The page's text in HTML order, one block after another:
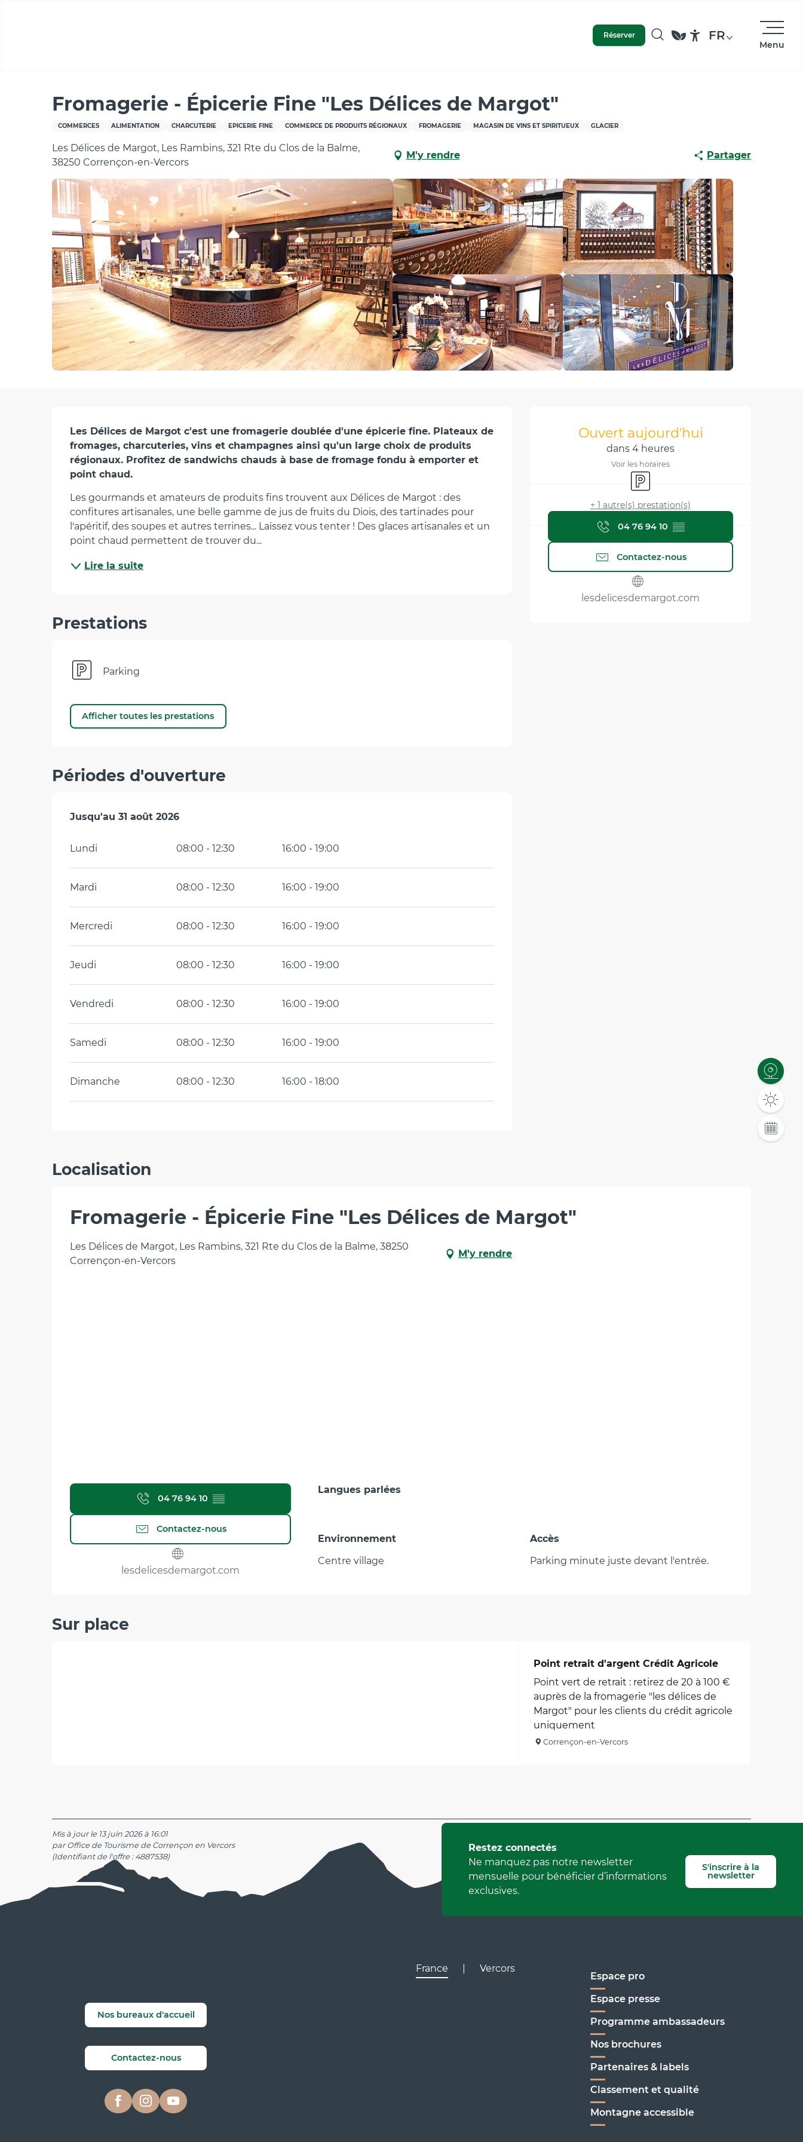
Menu
Réserver
Accessibilité
FR
Fromagerie - Épicerie Fine "Les Délices de Margot"
COMMERCES ALIMENTATION CHARCUTERIE EPICERIE FINE COMMERCE DE PRODUITS RÉGIONAUX FROMAGERIE MAGASIN DE VINS ET SPIRITUEUX GLACIER
Les Délices de Margot, Les Rambins, 321 Rte du Clos de la Balme,
38250 Corrençon-en-Vercors
M'y rendre Partager
Ouverture et
Ouvert aujourd'hui
dans 4 heures
Voir les horaires
Parking
+ 1 autre(s) prestation(s)
04 76 94 10 ▒▒
Contactez-nous
lesdelicesdemargot.com
Description
Les Délices de Margot c'est une fromagerie doublée d'une épicerie fine. Plateaux de
fromages, charcuteries, vins et champagnes ainsi qu'un large choix de produits
régionaux. Profitez de sandwichs chauds à base de fromage fondu à emporter et
point chaud.
Les gourmands et amateurs de produits fins trouvent aux Délices de Margot : des
confitures artisanales, une belle gamme de jus de fruits du Diois, des tartinades pour
l'apéritif, des soupes et autres terrines... Laissez vous tenter ! Des glaces artisanales et un
point chaud permettent de trouver du...
Lire la suite
Prestations
Parking
Afficher toutes les prestations
Périodes d'ouverture
Du4 mai 2026au31 août 2026
Jusqu'au 31 août 2026
Lundi 08:00 - 12:30 16:00 - 19:00
Mardi 08:00 - 12:30 16:00 - 19:00
Mercredi 08:00 - 12:30 16:00 - 19:00
Jeudi 08:00 - 12:30 16:00 - 19:00
Vendredi 08:00 - 12:30 16:00 - 19:00
Samedi 08:00 - 12:30 16:00 - 19:00
Dimanche 08:00 - 12:30 16:00 - 18:00
Localisation
Fromagerie - Épicerie Fine "Les Délices de Margot"
Les Délices de Margot, Les Rambins, 321 Rte du Clos de la Balme, 38250
Corrençon-en-Vercors
M'y rendre
04 76 94 10 ▒▒
Contactez-nous
lesdelicesdemargot.com
Langues parlées
Langues parlées
Environnement
Environnement
Centre village
Accès
Accès
Parking minute juste devant l'entrée.
Sur place
Point retrait d'argent Crédit Agricole
Point vert de retrait : retirez de 20 à 100 €
auprès de la fromagerie "les délices de
Margot" pour les clients du crédit agricole
uniquement
Corrençon-en-Vercors
Mis à jour le 13 juin 2026 à 16:01
par Office de Tourisme de Corrençon en Vercors
(Identifiant de l'offre : 4887538)
Restez connectés
Ne manquez pas notre newsletter
mensuelle pour bénéficier d’informations
exclusives.
S'inscrire à la
newsletter
Nos bureaux d'accueil
Contactez-nous
France Vercors
C'est ici !
Espace pro
Espace presse
Programme ambassadeurs
Nos brochures
Partenaires & labels
Classement et qualité
Montagne accessible